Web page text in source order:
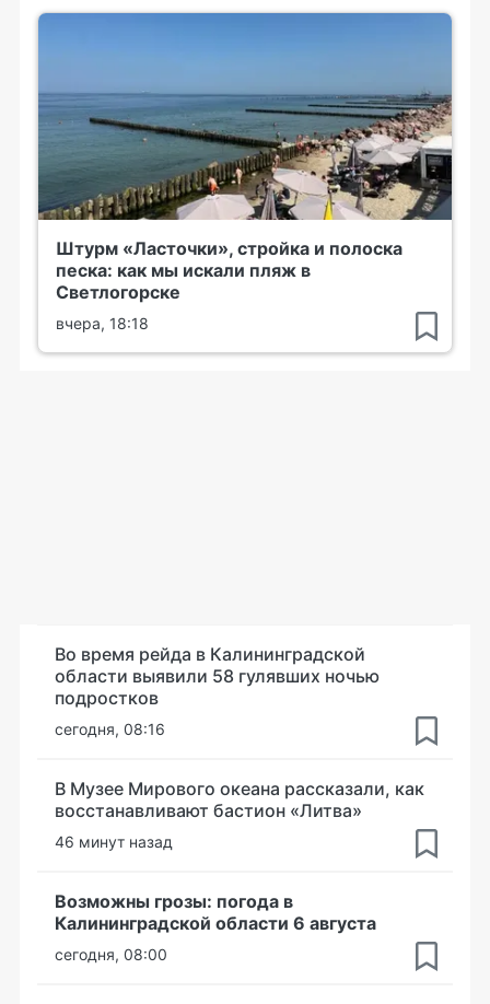
Штурм «Ласточки», стройка и полоска
песка: как мы искали пляж в
Светлогорске
вчера, 18:18
Во время рейда в Калининградской
области выявили 58 гулявших ночью
подростков
сегодня, 08:16
В Музее Мирового океана рассказали, как
восстанавливают бастион «Литва»
46 минут назад
Возможны грозы: погода в
Калининградской области 6 августа
сегодня, 08:00